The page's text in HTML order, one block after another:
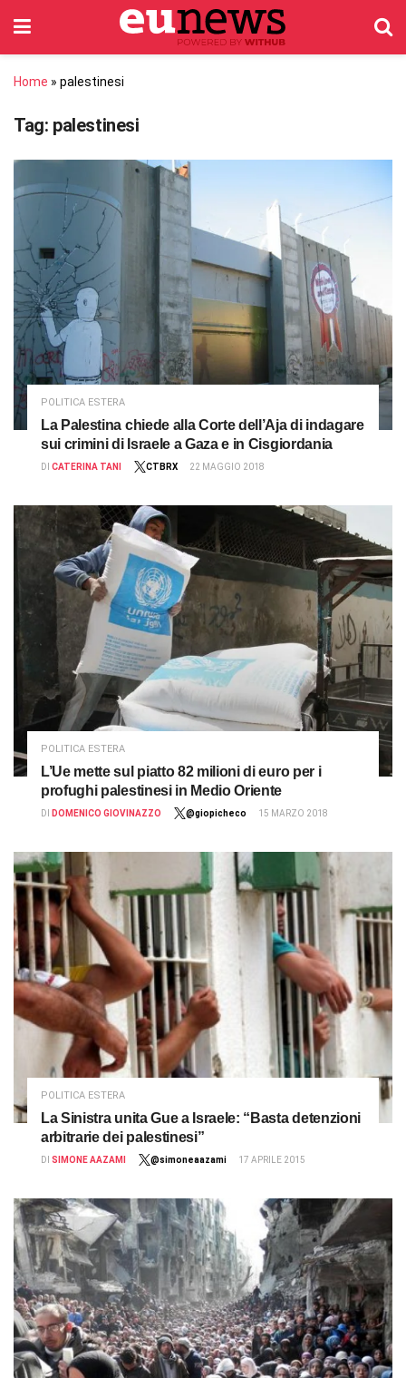
Home » palestinesi
Tag: palestinesi
POLITICA ESTERA
La Palestina chiede alla Corte dell’Aja di indagare
sui crimini di Israele a Gaza e in Cisgiordania
DI CATERINA TANI CTBRX 22 MAGGIO 2018
POLITICA ESTERA
L’Ue mette sul piatto 82 milioni di euro per i
profughi palestinesi in Medio Oriente
DI DOMENICO GIOVINAZZO @giopicheco 15 MARZO 2018
POLITICA ESTERA
La Sinistra unita Gue a Israele: “Basta detenzioni
arbitrarie dei palestinesi”
DI SIMONE AAZAMI @simoneaazami 17 APRILE 2015